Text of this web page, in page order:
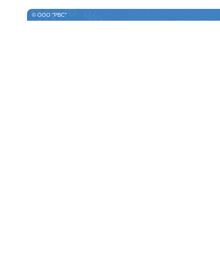
© ООО "РВС"